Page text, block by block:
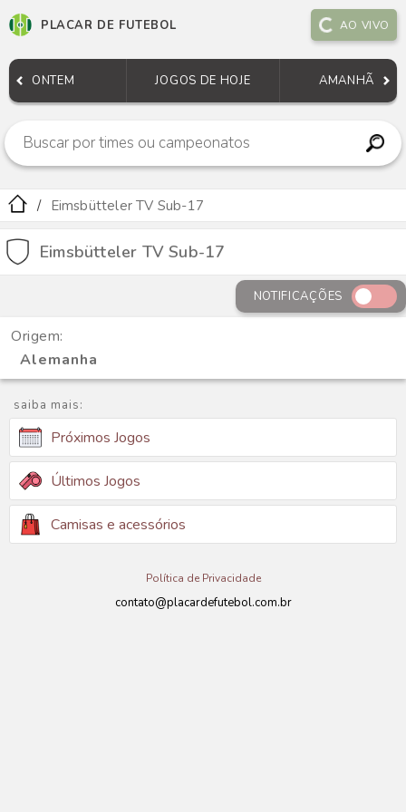
PLACAR DE FUTEBOL AO VIVO
ONTEM JOGOS DE HOJE AMANHÃ
Eimsbütteler TV Sub-17
Eimsbütteler TV Sub-17
NOTIFICAÇÕES
Origem:
Alemanha
saiba mais:
Próximos Jogos
Últimos Jogos
Camisas e acessórios
Política de Privacidade
contato@placardefutebol.com.br